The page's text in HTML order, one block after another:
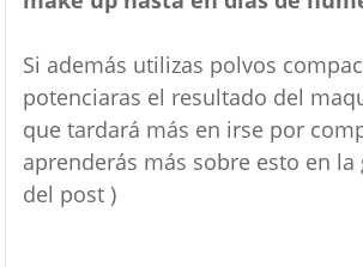
Si además utilizas polvos
potenciaras el resultado del
que tardará más en irse por
aprenderás más sobre esto en
del post )